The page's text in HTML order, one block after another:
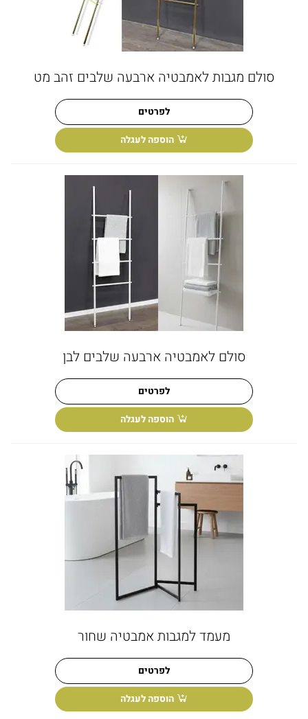
סולם מגבות לאמבטיה ארבעה שלבים זהב מט
לפרטים
הוספה לעגלה
סולם לאמבטיה ארבעה שלבים לבן
לפרטים
הוספה לעגלה
מעמד למגבות אמבטיה שחור
לפרטים
הוספה לעגלה